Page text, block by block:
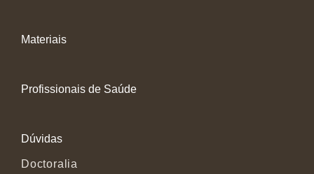
Materiais
Profissionais de Saúde
Dúvidas
Doctoralia